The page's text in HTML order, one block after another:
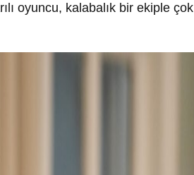
oyuncu, kalabalık bir ekiple çok